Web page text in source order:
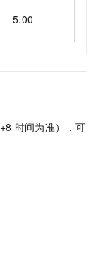
5.00
时间为准），可